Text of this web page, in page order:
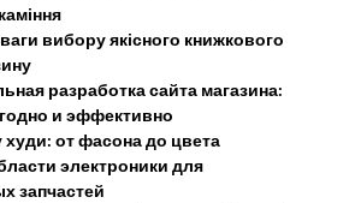
вибору якісного книжкового
разработка сайта магазина:
и эффективно
от фасона до цвета
электроники для
запчастей